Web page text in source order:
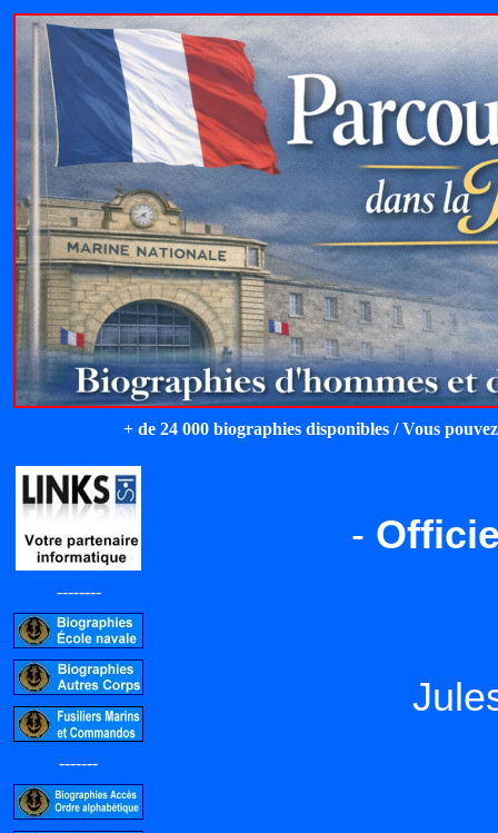
+ de 24 000 biographies disponibles / Vous
--------
-------
-